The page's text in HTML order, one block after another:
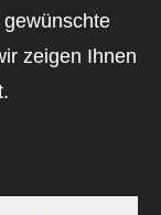
zeigen Ihnen